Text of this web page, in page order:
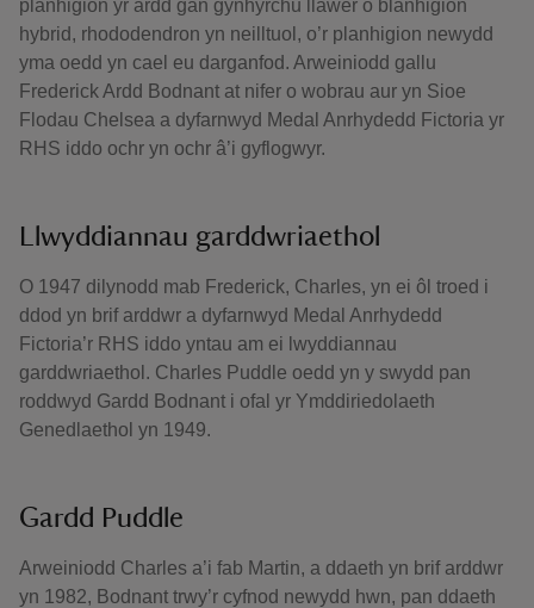
planhigion yr ardd gan gynhyrchu llawer o blanhigion
hybrid, rhododendron yn neilltuol, o’r planhigion newydd
yma oedd yn cael eu darganfod. Arweiniodd gallu
Frederick Ardd Bodnant at nifer o wobrau aur yn Sioe
Flodau Chelsea a dyfarnwyd Medal Anrhydedd Fictoria yr
RHS iddo ochr yn ochr â’i gyflogwyr.
Llwyddiannau garddwriaethol
O 1947 dilynodd mab Frederick, Charles, yn ei ôl troed i
ddod yn brif arddwr a dyfarnwyd Medal Anrhydedd
Fictoria’r RHS iddo yntau am ei lwyddiannau
garddwriaethol. Charles Puddle oedd yn y swydd pan
roddwyd Gardd Bodnant i ofal yr Ymddiriedolaeth
Genedlaethol yn 1949.
Gardd Puddle
Arweiniodd Charles a’i fab Martin, a ddaeth yn brif arddwr
yn 1982, Bodnant trwy’r cyfnod newydd hwn, pan ddaeth